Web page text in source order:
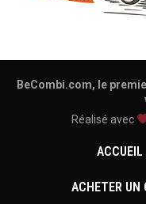
BeCombi.com, le
Réalisé avec
ACCUEIL
ACHETER UN